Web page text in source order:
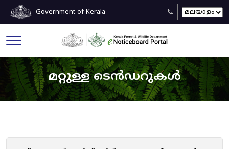
Government of Kerala
മറ്റുള്ള ടെൻഡറുകൾ